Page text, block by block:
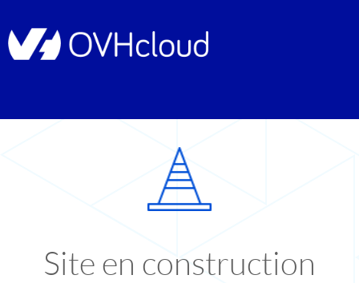
Site en construction